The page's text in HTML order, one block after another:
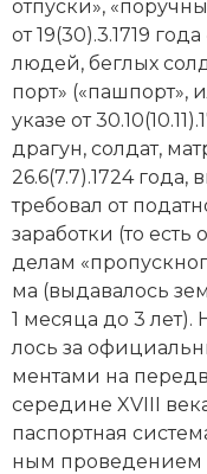
Новая история
Новейшая
Нумизматика
Образование
Общественные
Политическая
Революции и
Религия и
Россия
от­пус­ки»,
от 19(30).3.1719
лю­дей, бег­лых
порт» («паш­порт»,
ука­зе от
дра­гун, сол­дат,
26.6(7.7).1724
тре­бо­вал от
за­ра­бот­ки (то
де­лам
ма (вы­да­ва­лось
1 месяца до 3 лет).
лось за
мен­та­ми на
середине XVIII
паспортная
ным про­ве­де­ни­ем